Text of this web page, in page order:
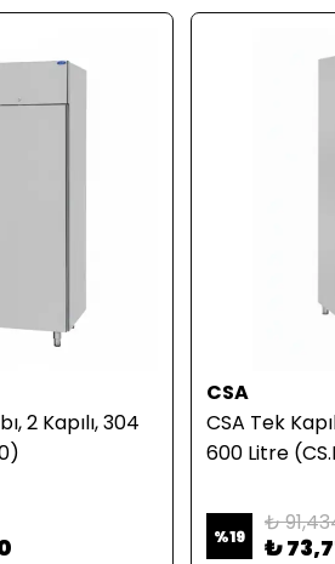
2 Kapılı, 304
CSA
CSA Tek
600 Litre
%19 ₺
₺